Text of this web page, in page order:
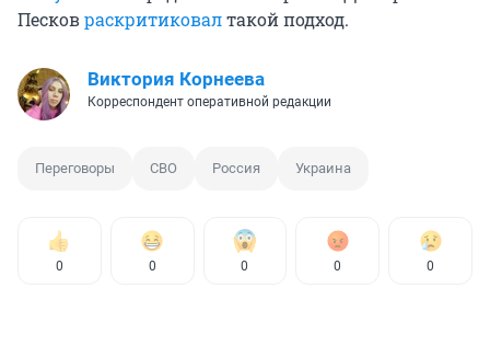
Песковраскритиковалтакой подход.
Виктория Корнеева
Корреспондент оперативной редакции
Переговоры СВО Россия Украина
0 0 0 0 0